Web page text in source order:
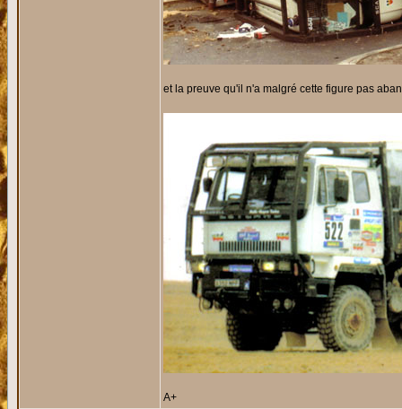
et la preuve qu'il n'a malgré cette figure pas
A+